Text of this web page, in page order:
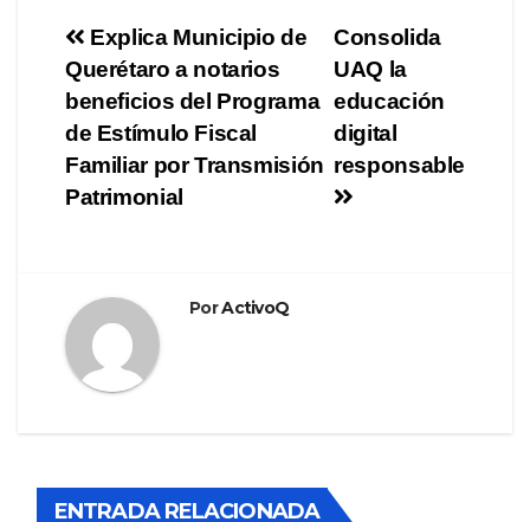
Navegación
de
entradas
Consolida
UAQ la
educación
digital
responsable
Explica Municipio de
Querétaro a notarios
beneficios del Programa
de Estímulo Fiscal
Familiar por Transmisión
Patrimonial
PorActivoQ
ENTRADA RELACIONADA